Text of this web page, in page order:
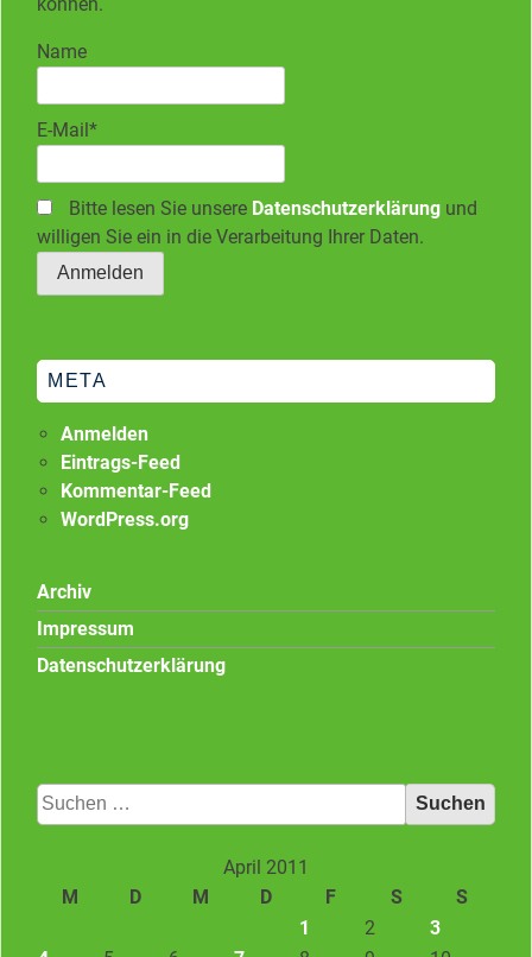
können.
Name
E-Mail*
Bitte lesen Sie unsere Datenschutzerklärung und
willigen Sie ein in die Verarbeitung Ihrer Daten.
META
Anmelden
Eintrags-Feed
Kommentar-Feed
WordPress.org
Archiv
Impressum
Datenschutzerklärung
Suchen
nach:
April 2011
M
D M D F S
S
1
2
3